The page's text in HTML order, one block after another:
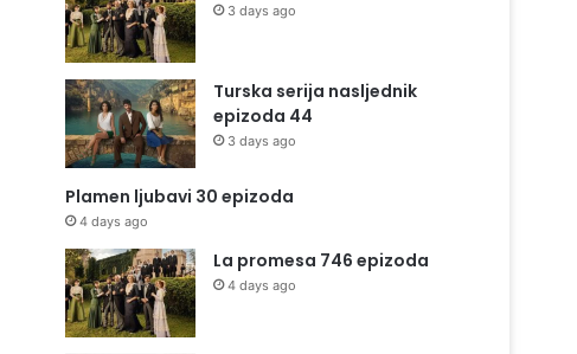
3 days ago
Turska serija nasljednik
epizoda 44
3 days ago
Plamen ljubavi 30 epizoda
4 days ago
La promesa 746 epizoda
4 days ago